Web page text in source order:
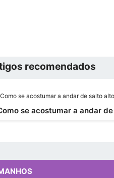
recomendados
se acostumar a andar